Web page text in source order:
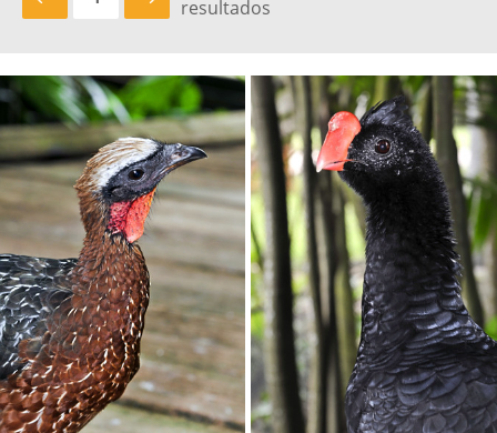
resultados
Título do projeto
Códigos
ENVIAR
Protegido por reCAPTCHA — Privacidade ·Termos
SIM
Título do projeto
Tamanho PR$ 57,00
Tamanho M R$ 114,00
Tamanho GR$ 171,00